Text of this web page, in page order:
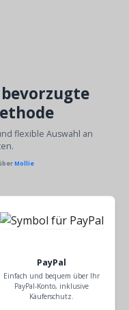
flexible Auswahl an
Mollie
PayPal
Einfach und bequem über Ihr
PayPal-Konto, inklusive
Käuferschutz.